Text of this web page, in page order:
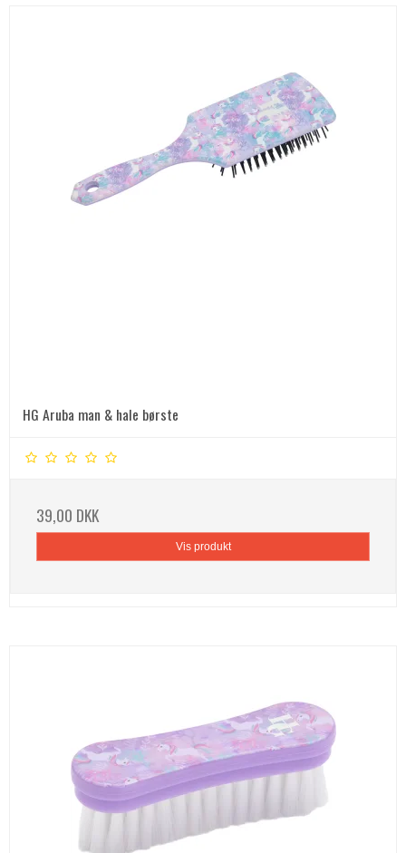
HG Aruba man & hale børste
39,00 DKK
Vis produkt